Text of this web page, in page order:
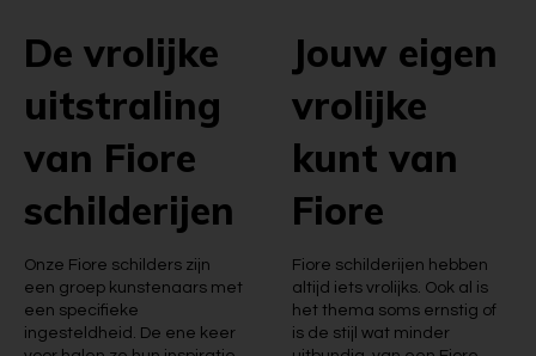
De vrolijke
uitstraling
van Fiore
schilderijen
Onze Fiore schilders zijn
een groep kunstenaars met
een specifieke
ingesteldheid. De ene keer
Jouw eigen
vrolijke
kunt van
Fiore
Fiore schilderijen hebben
altijd iets vrolijks. Ook al is
het thema soms ernstig of
is de stijl wat minder